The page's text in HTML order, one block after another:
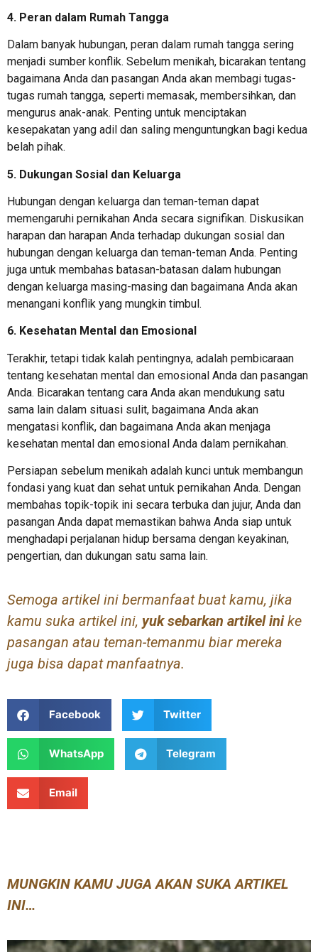
4. Peran dalam Rumah Tangga
Dalam banyak hubungan, peran dalam rumah tangga sering
menjadi sumber konflik. Sebelum menikah, bicarakan tentang
bagaimana Anda dan pasangan Anda akan membagi tugas-
tugas rumah tangga, seperti memasak, membersihkan, dan
mengurus anak-anak. Penting untuk menciptakan
kesepakatan yang adil dan saling menguntungkan bagi kedua
belah pihak.
5. Dukungan Sosial dan Keluarga
Hubungan dengan keluarga dan teman-teman dapat
memengaruhi pernikahan Anda secara signifikan. Diskusikan
harapan dan harapan Anda terhadap dukungan sosial dan
hubungan dengan keluarga dan teman-teman Anda. Penting
juga untuk membahas batasan-batasan dalam hubungan
dengan keluarga masing-masing dan bagaimana Anda akan
menangani konflik yang mungkin timbul.
6. Kesehatan Mental dan Emosional
Terakhir, tetapi tidak kalah pentingnya, adalah pembicaraan
tentang kesehatan mental dan emosional Anda dan pasangan
Anda. Bicarakan tentang cara Anda akan mendukung satu
sama lain dalam situasi sulit, bagaimana Anda akan
mengatasi konflik, dan bagaimana Anda akan menjaga
kesehatan mental dan emosional Anda dalam pernikahan.
Persiapan sebelum menikah adalah kunci untuk membangun
fondasi yang kuat dan sehat untuk pernikahan Anda. Dengan
membahas topik-topik ini secara terbuka dan jujur, Anda dan
pasangan Anda dapat memastikan bahwa Anda siap untuk
menghadapi perjalanan hidup bersama dengan keyakinan,
pengertian, dan dukungan satu sama lain.
Semoga artikel ini bermanfaat buat kamu, jika
kamu suka artikel ini, yuk sebarkan artikel inike
pasangan atau teman-temanmu biar mereka
juga bisa dapat manfaatnya.
Facebook Twitter
WhatsApp Telegram
Email
MUNGKIN KAMU JUGA AKAN SUKA ARTIKEL
INI…